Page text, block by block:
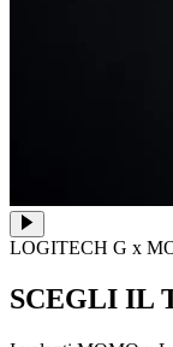
LOGITECH G x
SCEGLI IL